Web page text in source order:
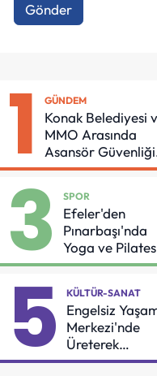
Gönder
1 GÜNDEM
Konak Belediyesi
MMO Arasında
Asansör Güvenliği
İçin Önemli
3 SPOR
Efeler'den
Pınarbaşı'nda
Yoga ve Pilates
Buluşması
5 KÜLTÜR-SANAT
Engelsiz
Merkezi'nde
Üreterek
Güçleniyorlar